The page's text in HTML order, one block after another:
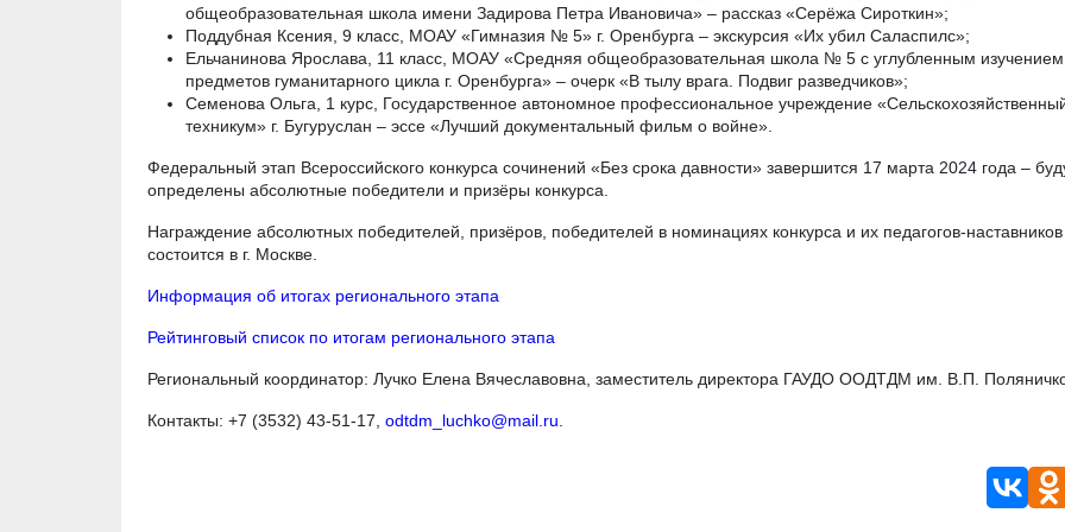
общеобразовательная школа имени Задирова Петра Ивановича» – рассказ «Серёжа Сироткин»;
Поддубная Ксения, 9 класс, МОАУ «Гимназия № 5» г. Оренбурга – экскурсия «Их убил Саласпилс»;
Ельчанинова Ярослава, 11 класс, МОАУ «Средняя общеобразовательная школа № 5 с углубленным изучением
предметов гуманитарного цикла г. Оренбурга» – очерк «В тылу врага. Подвиг разведчиков»;
Семенова Ольга, 1 курс, Государственное автономное профессиональное учреждение
техникум» г. Бугуруслан – эссе «Лучший документальный фильм о войне».
Федеральный этап Всероссийского конкурса сочинений «Без срока давности» завершится 17 марта 2024 года –
определены абсолютные победители и призёры конкурса.
Награждение абсолютных победителей, призёров, победителей в номинациях конкурса и их педагогов-наставников
состоится в г. Москве.
Информация об итогах регионального этапа
Рейтинговый список по итогам регионального этапа
Региональный координатор: Лучко Елена Вячеславовна, заместитель директора ГАУДО ООДТДМ им. В.П.
Контакты: +7 (3532) 43-51-17, odtdm_luchko@mail.ru.